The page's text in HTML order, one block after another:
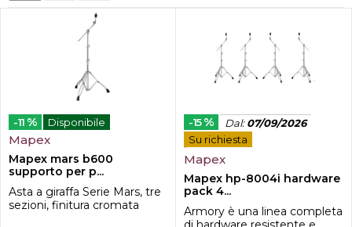
-11 % Disponibile
Mapex
Mapex mars b600
supporto per p...
Asta a giraffa Serie Mars, tre
sezioni, finitura cromata
-15 % Dal:07/09/2026
Su richiesta
Mapex
Mapex hp-8004i hardware
pack 4...
Armory è una linea completa